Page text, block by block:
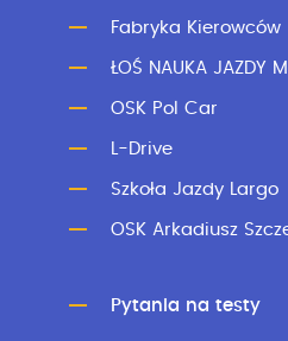
Fabryka Kierowców
ŁOŚ NAUKA JAZDY
OSK Pol Car
L-Drive
Szkoła Jazdy Largo
OSK Arkadiusz
Pytania na testy